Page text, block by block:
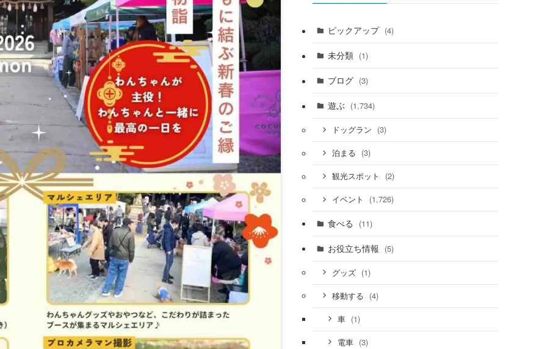
ピックアップ (4)
未分類 (1)
ブログ (3)
遊ぶ (1,734)
ドッグラン (3)
泊まる (3)
観光スポット (2)
イベント (1,726)
食べる (11)
お役立ち情報 (5)
グッズ (1)
移動する (4)
車 (1)
電車 (3)